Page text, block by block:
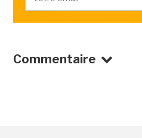
Commentaire